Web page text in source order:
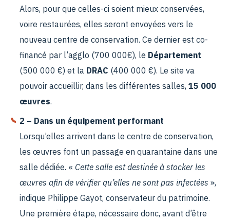
Alors, pour que celles-ci soient mieux conservées,
voire restaurées, elles seront envoyées vers le
nouveau centre de conservation. Ce dernier est co-
financé par l’agglo (700 000€), le Département
(500 000 €) et la DRAC (400 000 €). Le site va
pouvoir accueillir, dans les différentes salles, 15 000
œuvres.
2 – Dans un équipement performant
Lorsqu’elles arrivent dans le centre de conservation,
les œuvres font un passage en quarantaine dans une
salle dédiée. « Cette salle est destinée à stocker les
œuvres afin de vérifier qu’elles ne sont pas infectées »,
indique Philippe Gayot, conservateur du patrimoine.
Une première étape, nécessaire donc, avant d’être